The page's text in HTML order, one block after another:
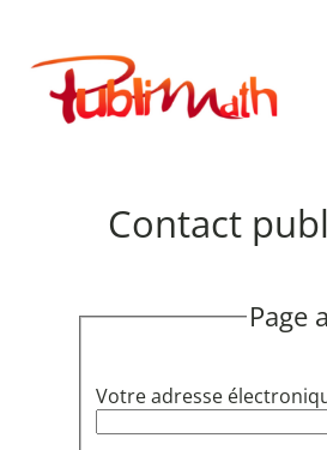
contenu
Publimath
Contact
Page
Votre adresse